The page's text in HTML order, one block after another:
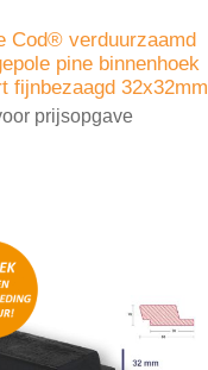
Cod® verduurzaamd
pine binnenhoek
fijnbezaagd 32x32mm
prijsopgave